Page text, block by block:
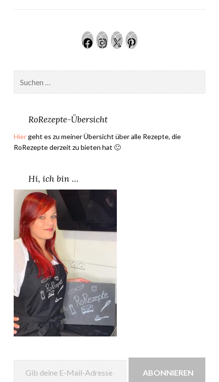
Facebook
Instagram
Twitter
nach:
RoRezepte-Übersicht
Hiergeht es zu meiner Übersicht über alle Rezepte, die
RoRezepte derzeit zu bieten hat 🙂
Hi, ich bin …
Gib deine E-Mail-Adresse ein ...
ABONNIEREN